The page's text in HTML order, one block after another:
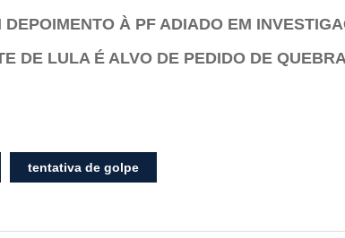
À PF ADIADO EM
DE LULA É ALVO DE PEDIDO DE
tentativa de golpe